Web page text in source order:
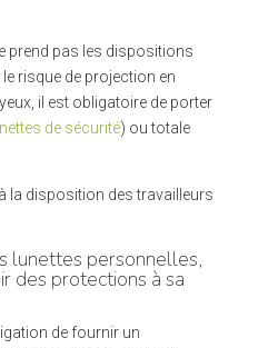
prend pas les dispositions
risque de projection en
il est obligatoire de porter
de sécurité) ou totale
la disposition des travailleurs
lunettes personnelles,
des protections à sa
de fournir un